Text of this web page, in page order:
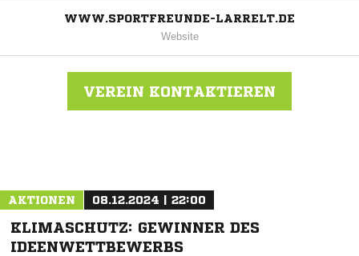
WWW.SPORTFREUNDE-LARRELT.DE
Website
VEREIN KONTAKTIEREN
AKTIONEN 08.12.2024 | 22:00
KLIMASCHUTZ: GEWINNER DES
IDEENWETTBEWERBS